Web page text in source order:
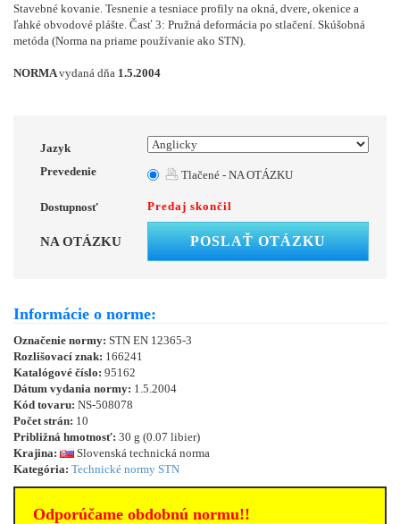
Stavebné kovanie. Tesnenie a tesniace profily na okná, dvere, okenice a
ľahké obvodové plášte. Časť 3: Pružná deformácia po stlačení. Skúšobná
metóda (Norma na priame používanie ako STN).
NORMAvydaná dňa 1.5.2004
Jazyk
Prevedenie
Tlačené - NA OTÁZKU
Dostupnosť Predaj skončil
NA OTÁZKU POSLAŤ OTÁZKU
Informácie o norme:
Označenie normy: STN EN 12365-3
Rozlišovací znak: 166241
Katalógové číslo: 95162
Dátum vydania normy: 1.5.2004
Kód tovaru: NS-508078
Počet strán: 10
Približná hmotnosť: 30 g (0.07 libier)
Krajina:
Slovenská technická norma
Kategória: Technické normy STN
Odporúčame obdobnú normu!!